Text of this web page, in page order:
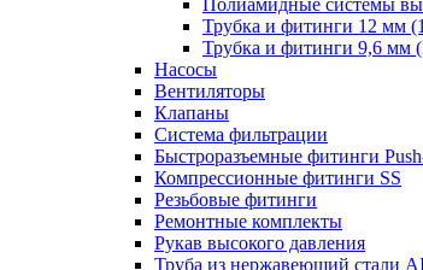
Полиамидные системы
Трубка и фитинги 12 мм
Трубка и фитинги 9,6 мм
Насосы
Вентиляторы
Клапаны
Система фильтрации
Быстроразъемные фитинги
Компрессионные фитинги SS
Резьбовые фитинги
Ремонтные комплекты
Рукав высокого давления
Труба из нержавеющий стали